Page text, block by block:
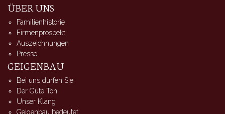
ÜBER UNS
Familienhistorie
Firmenprospekt
Auszeichnungen
Presse
GEIGENBAU
Bei uns dürfen Sie
Der Gute Ton
Unser Klang
Geigenbau bedeutet